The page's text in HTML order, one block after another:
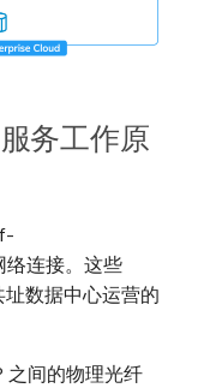
务工作原
络连接。这些
数据中心运营的
之间的物理光纤